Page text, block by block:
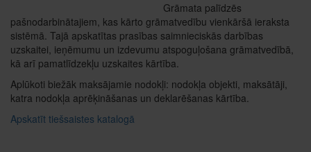
Grāmata palīdzēs
pašnodarbinātajiem, kas kārto grāmatvedību vienkāršā ieraksta
sistēmā. Tajā apskatītas prasības saimnieciskās darbības
uzskaitei, ieņēmumu un izdevumu atspoguļošana grāmatvedībā,
kā arī pamatlīdzekļu uzskaites kārtība.
Aplūkoti biežāk maksājamie nodokļi: nodokļa objekti, maksātāji,
katra nodokļa aprēķināšanas un deklarēšanas kārtība.
Apskatīt tiešsaistes katalogā